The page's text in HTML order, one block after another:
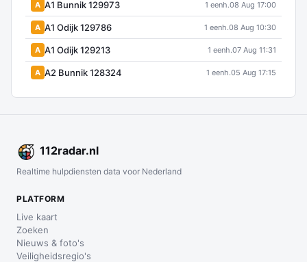
A A1 Bunnik 129973 1 eenh.08 Aug 17:00
A A1 Odijk 129786 1 eenh.08 Aug 10:30
A A1 Odijk 129213 1 eenh.07 Aug 11:31
A A2 Bunnik 128324 1 eenh.05 Aug 17:15
112radar.nl
Realtime hulpdiensten data voor Nederland
PLATFORM
Live kaart
Zoeken
Nieuws & foto's
Veiligheidsregio's